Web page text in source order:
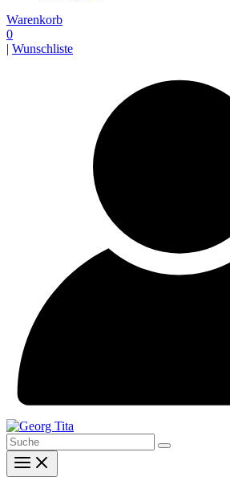
Warenkorb
0
| Wunschliste
Search
for: